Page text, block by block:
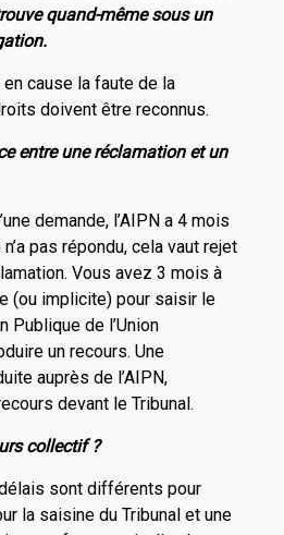
quand-même sous un
cause la faute de la
doivent être reconnus.
entre une réclamation et un
demande, l’AIPN a 4 mois
pas répondu, cela vaut rejet
Vous avez 3 mois à
(ou implicite) pour saisir le
Publique de l’Union
un recours. Une
auprès de l’AIPN,
devant le Tribunal.
collectif ?
sont différents pour
la saisine du Tribunal et une